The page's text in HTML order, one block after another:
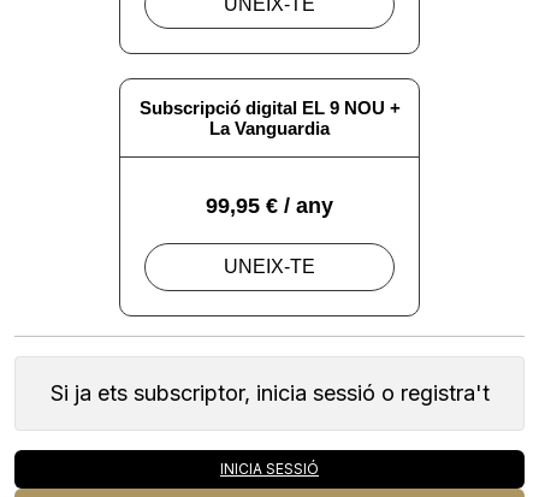
Si ja ets subscriptor, inicia sessió o registra't
INICIA SESSIÓ